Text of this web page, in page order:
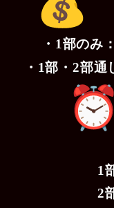
・1部のみ
・1部・2部通
1
2